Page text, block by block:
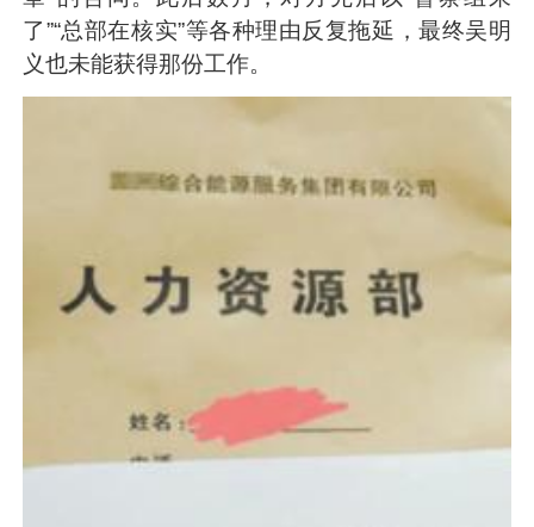
了”“总部在核实”等各种理由反复拖延，最终吴明
义也未能获得那份工作。